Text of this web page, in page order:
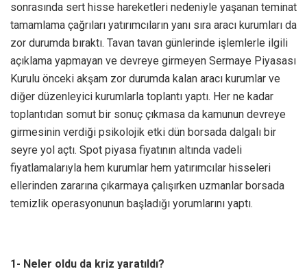
sonrasında sert hisse hareketleri nedeniyle yaşanan teminat
tamamlama çağrıları yatırımcıların yanı sıra aracı kurumları da
zor durumda bıraktı. Tavan tavan günlerinde işlemlerle ilgili
açıklama yapmayan ve devreye girmeyen Sermaye Piyasası
Kurulu önceki akşam zor durumda kalan aracı kurumlar ve
diğer düzenleyici kurumlarla toplantı yaptı. Her ne kadar
toplantıdan somut bir sonuç çıkmasa da kamunun devreye
girmesinin verdiği psikolojik etki dün borsada dalgalı bir
seyre yol açtı. Spot piyasa fiyatının altında vadeli
fiyatlamalarıyla hem kurumlar hem yatırımcılar hisseleri
ellerinden zararına çıkarmaya çalışırken uzmanlar borsada
temizlik operasyonunun başladığı yorumlarını yaptı.
1- Neler oldu da kriz yaratıldı?